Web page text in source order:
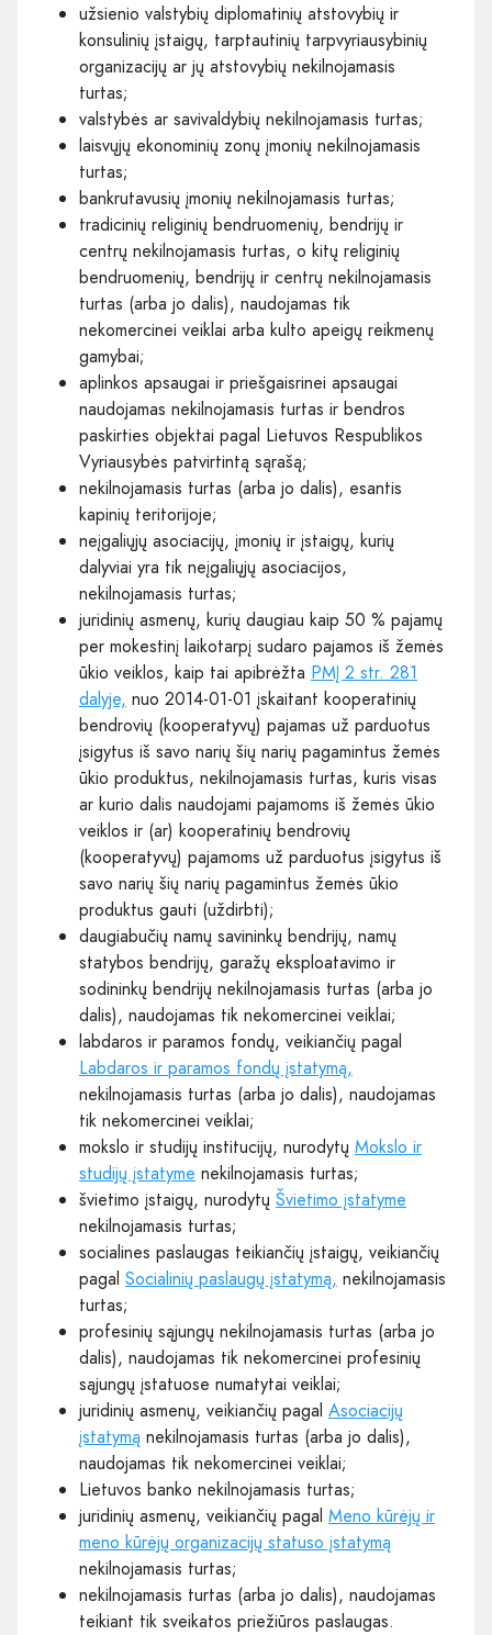
užsienio valstybių diplomatinių atstovybių ir
konsulinių įstaigų, tarptautinių tarpvyriausybinių
organizacijų ar jų atstovybių nekilnojamasis
turtas;
valstybės ar savivaldybių nekilnojamasis turtas;
laisvųjų ekonominių zonų įmonių nekilnojamasis
turtas;
bankrutavusių įmonių nekilnojamasis turtas;
tradicinių religinių bendruomenių, bendrijų ir
centrų nekilnojamasis turtas, o kitų religinių
bendruomenių, bendrijų ir centrų nekilnojamasis
turtas (arba jo dalis), naudojamas tik
nekomercinei veiklai arba kulto apeigų reikmenų
gamybai;
aplinkos apsaugai ir priešgaisrinei apsaugai
naudojamas nekilnojamasis turtas ir bendros
paskirties objektai pagal Lietuvos Respublikos
Vyriausybės patvirtintą sąrašą;
nekilnojamasis turtas (arba jo dalis), esantis
kapinių teritorijoje;
neįgaliųjų asociacijų, įmonių ir įstaigų, kurių
dalyviai yra tik neįgaliųjų asociacijos,
nekilnojamasis turtas;
juridinių asmenų, kurių daugiau kaip 50 % pajamų
per mokestinį laikotarpį sudaro pajamos iš žemės
ūkio veiklos, kaip tai apibrėžta PMĮ 2 str. 281
dalyje, nuo 2014-01-01 įskaitant kooperatinių
bendrovių (kooperatyvų) pajamas už parduotus
įsigytus iš savo narių šių narių pagamintus žemės
ūkio produktus, nekilnojamasis turtas, kuris visas
ar kurio dalis naudojami pajamoms iš žemės ūkio
veiklos ir (ar) kooperatinių bendrovių
(kooperatyvų) pajamoms už parduotus įsigytus iš
savo narių šių narių pagamintus žemės ūkio
produktus gauti (uždirbti);
daugiabučių namų savininkų bendrijų, namų
statybos bendrijų, garažų eksploatavimo ir
sodininkų bendrijų nekilnojamasis turtas (arba jo
dalis), naudojamas tik nekomercinei veiklai;
labdaros ir paramos fondų, veikiančių pagal
Labdaros ir paramos fondų įstatymą,
nekilnojamasis turtas (arba jo dalis), naudojamas
tik nekomercinei veiklai;
mokslo ir studijų institucijų, nurodytų Mokslo ir
studijų įstatyme nekilnojamasis turtas;
švietimo įstaigų, nurodytų Švietimo įstatyme
nekilnojamasis turtas;
socialines paslaugas teikiančių įstaigų, veikiančių
pagal Socialinių paslaugų įstatymą, nekilnojamasis
turtas;
profesinių sąjungų nekilnojamasis turtas (arba jo
dalis), naudojamas tik nekomercinei profesinių
sąjungų įstatuose numatytai veiklai;
juridinių asmenų, veikiančių pagal Asociacijų
įstatymą nekilnojamasis turtas (arba jo dalis),
naudojamas tik nekomercinei veiklai;
Lietuvos banko nekilnojamasis turtas;
juridinių asmenų, veikiančių pagal Meno kūrėjų ir
meno kūrėjų organizacijų statuso įstatymą
nekilnojamasis turtas;
nekilnojamasis turtas (arba jo dalis), naudojamas
teikiant tik sveikatos priežiūros paslaugas.